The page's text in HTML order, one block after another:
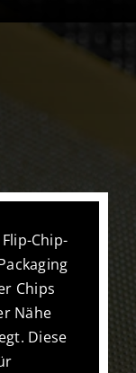
Chip-
Chips
Nähe
Diese